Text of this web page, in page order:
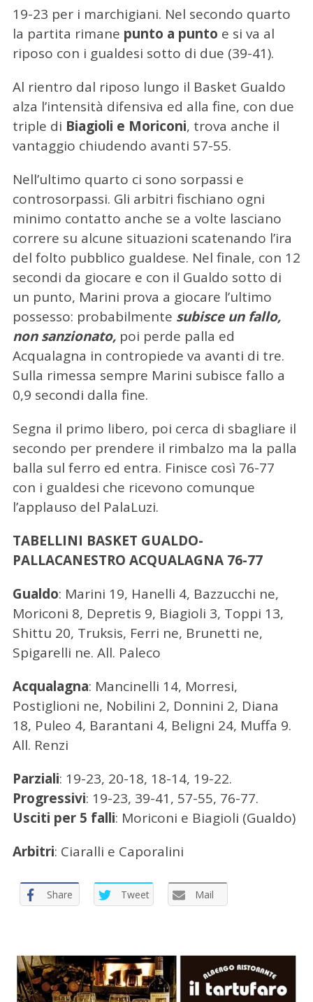
19-23 per i marchigiani. Nel secondo quarto
la partita rimane punto a punto e si va al
riposo con i gualdesi sotto di due (39-41).
Al rientro dal riposo lungo il Basket Gualdo
alza l’intensità difensiva ed alla fine, con due
triple di Biagioli e Moriconi, trova anche il
vantaggio chiudendo avanti 57-55.
Nell’ultimo quarto ci sono sorpassi e
controsorpassi. Gli arbitri fischiano ogni
minimo contatto anche se a volte lasciano
correre su alcune situazioni scatenando l’ira
del folto pubblico gualdese. Nel finale, con 12
secondi da giocare e con il Gualdo sotto di
un punto, Marini prova a giocare l’ultimo
possesso: probabilmente subisce un fallo,
non sanzionato,poi perde palla ed
Acqualagna in contropiede va avanti di tre.
Sulla rimessa sempre Marini subisce fallo a
0,9 secondi dalla fine.
Segna il primo libero, poi cerca di sbagliare il
secondo per prendere il rimbalzo ma la palla
balla sul ferro ed entra. Finisce così 76-77
con i gualdesi che ricevono comunque
l’applauso del PalaLuzi.
TABELLINI BASKET GUALDO-
PALLACANESTRO ACQUALAGNA 76-77
Gualdo: Marini 19, Hanelli 4, Bazzucchi ne,
Moriconi 8, Depretis 9, Biagioli 3, Toppi 13,
Shittu 20, Truksis, Ferri ne, Brunetti ne,
Spigarelli ne. All. Paleco
Acqualagna: Mancinelli 14, Morresi,
Postiglioni ne, Nobilini 2, Donnini 2, Diana
18, Puleo 4, Barantani 4, Beligni 24, Muffa 9.
All. Renzi
Parziali: 19-23, 20-18, 18-14, 19-22.
Progressivi: 19-23, 39-41, 57-55, 76-77.
Usciti per 5 falli: Moriconi e Biagioli (Gualdo)
Arbitri: Ciaralli e Caporalini
Share Tweet Mail
C
e
c
a
p
e
: